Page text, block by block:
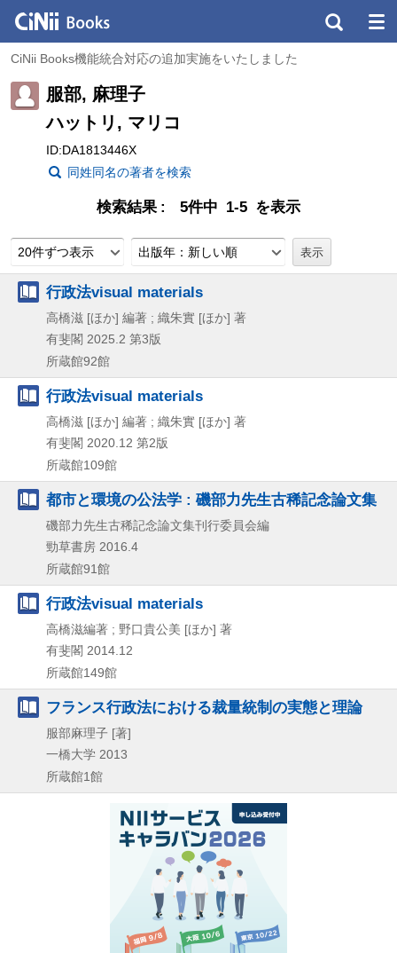
CiNii Books機能統合対応の追加実施をいたしました
服部, 麻理子
ハットリ, マリコ
ID:DA1813446X
同姓同名の著者を検索
検索結果 5件中 1-5 を表示
20件ずつ表示 出版年：新しい順
行政法visual materials
高橋滋 [ほか] 編著 ; 織朱實 [ほか] 著
有斐閣 2025.2 第3版
所蔵館92館
行政法visual materials
高橋滋 [ほか] 編著 ; 織朱實 [ほか] 著
有斐閣 2020.12 第2版
所蔵館109館
都市と環境の公法学 : 磯部力先生古稀記念論文集
磯部力先生古稀記念論文集刊行委員会編
勁草書房 2016.4
所蔵館91館
行政法visual materials
高橋滋編著 ; 野口貴公美 [ほか] 著
有斐閣 2014.12
所蔵館149館
フランス行政法における裁量統制の実態と理論
服部麻理子 [著]
一橋大学 2013
所蔵館1館